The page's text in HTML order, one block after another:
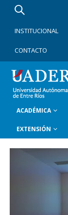
INSTITUCIONAL
CONTACTO
ACADÉMICA
EXTENSIÓN